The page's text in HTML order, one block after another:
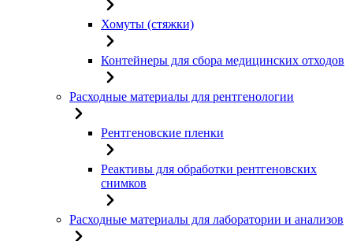
Хомуты (стяжки)
Контейнеры для сбора медицинских отходов
Расходные материалы для рентгенологии
Рентгеновские пленки
Реактивы для обработки рентгеновских
снимков
Расходные материалы для лаборатории и анализов